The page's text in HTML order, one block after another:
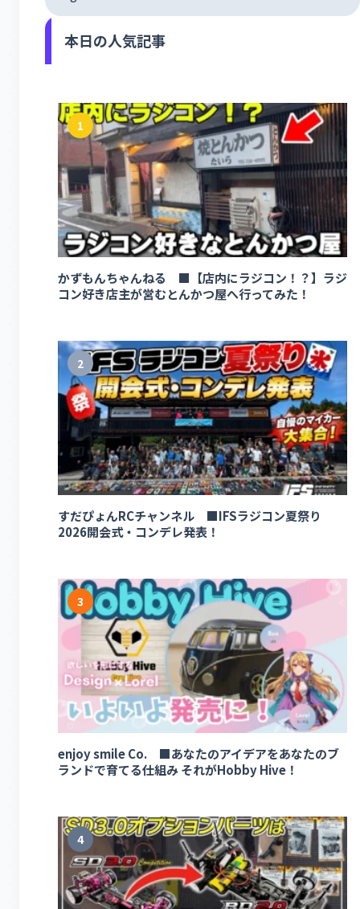
本日の人気記事
1
かずもんちゃんねる ■【店内にラジコン！？】ラジ
コン好き店主が営むとんかつ屋へ行ってみた！
2
すだぴょんRCチャンネル ■IFSラジコン夏祭り
2026開会式・コンデレ発表！
3
enjoy smile Co. ■あなたのアイデアをあなたのブ
ランドで育てる仕組み それがHobby Hive！
4